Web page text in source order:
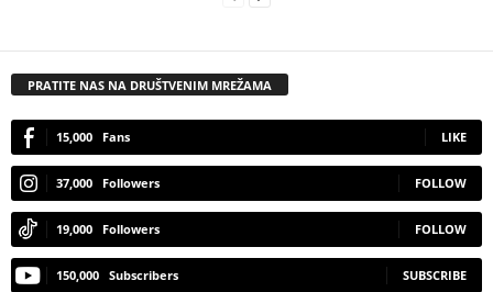
PRATITE NAS NA DRUŠTVENIM MREŽAMA
15,000 Fans LIKE
37,000 Followers FOLLOW
19,000 Followers FOLLOW
150,000 Subscribers SUBSCRIBE